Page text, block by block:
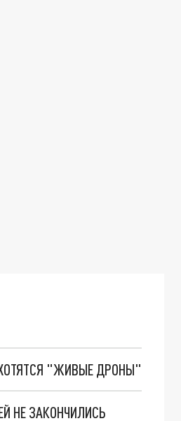
"ЖИВЫЕ ДРОНЫ"
НЕ ЗАКОНЧИЛИСЬ